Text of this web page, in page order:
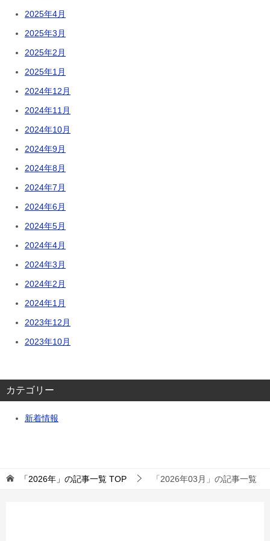
2025年4月
2025年3月
2025年2月
2025年1月
2024年12月
2024年11月
2024年10月
2024年9月
2024年8月
2024年7月
2024年6月
2024年5月
2024年4月
2024年3月
2024年2月
2024年1月
2023年12月
2023年10月
カテゴリー
新着情報
「2026年」の記事一覧 TOP 「2026年03月」の記事一覧